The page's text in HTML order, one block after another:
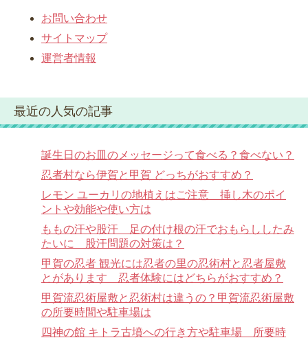
お問い合わせ
サイトマップ
運営者情報
最近の人気の記事
誕生日のお皿のメッセージって食べる？食べない？
忍者村なら伊賀と甲賀 どっちがおすすめ？
レモン ユーカリの地植えはご注意 挿し木のポイ
ントや効能や使い方は
ももの汗や股汗 足の付け根の汗でおもらししたみ
たいに 股汗問題の対策は？
甲賀の忍者 観光には忍者の里の忍術村と忍者屋敷
とがあります 忍者体験にはどちらがおすすめ？
甲賀流忍術屋敷と忍術村は違うの？甲賀流忍術屋敷
の所要時間や駐車場は
四神の館 キトラ古墳への行き方や駐車場 所要時